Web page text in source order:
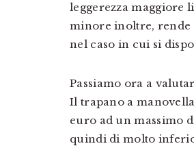
leggerezza maggiore
minore inoltre, rende
nel caso in cui si
Passiamo ora a
Il trapano a
euro ad un massimo
quindi di molto